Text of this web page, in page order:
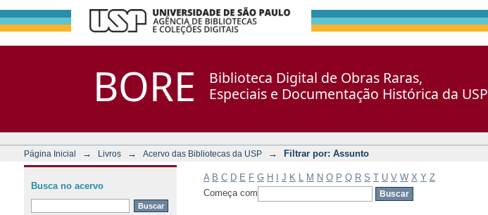
BORE
Biblioteca Digital de Obras Raras,
Especiais e Documentação Histórica da USP
Página Inicial → Livros → Acervo das Bibliotecas da USP → Filtrar por: Assunto
A B C D E F G H J K M N O P Q R S T U V W X Y Z
Começa com
Busca no acervo